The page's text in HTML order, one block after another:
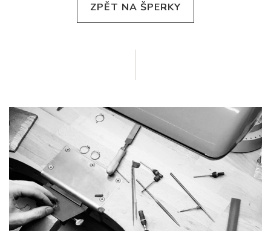
ZPĚT NA ŠPERKY